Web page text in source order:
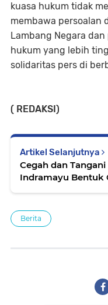
kuasa hukum tidak
membawa persoalan
Lambang Negara
hukum yang lebih
solidaritas pers di
( REDAKSI)
Artikel Selanjutnya
Cegah dan Tangani
Indramayu Bentuk
Berita